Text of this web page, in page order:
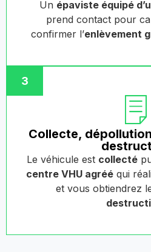
Un épaviste équipé
prend contact pour
confirmer l’enlèvement
3
Collecte,
Le véhicule est collecté
centre VHU agrééqui
et vous obtiendrez